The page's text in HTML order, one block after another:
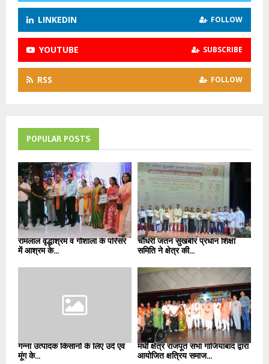
H
LINKEDIN FOLLOW
YOUTUBE SUBSCRIBE
RSS FOLLOW
POPULAR POSTS
रामलाल वृद्धाश्रम व गौशाला के परिसर
में आश्रम के...
चौधरी जतन सुखबीर प्रधान शिक्षा
समिति ने क्षेत्र की...
गन्ना उत्पादक किसानों के लिए उर्द एवं
मूंग के...
मधी क्षेत्र राजपूत सभा गाजियाबाद द्वारा
आयोजित क्षत्रिय समाज...